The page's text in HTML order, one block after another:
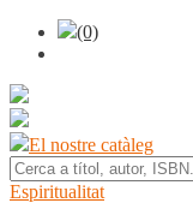
(0)
El nostre catàleg
Espiritualitat